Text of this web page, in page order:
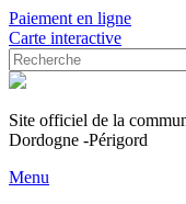
Paiement en ligne
Carte interactive
Site officiel de la
Dordogne -Périgord
Menu